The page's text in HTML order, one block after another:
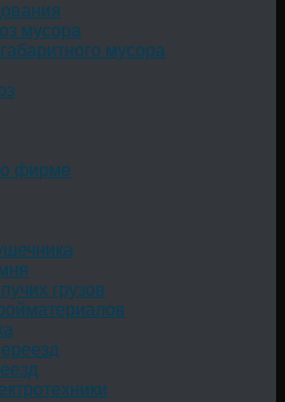
мусора
мусора
фирме
грузов